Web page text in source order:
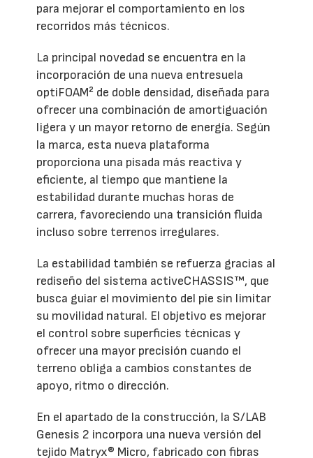
para mejorar el comportamiento en los
recorridos más técnicos.
La principal novedad se encuentra en la
incorporación de una nueva entresuela
optiFOAM² de doble densidad, diseñada para
ofrecer una combinación de amortiguación
ligera y un mayor retorno de energía. Según
la marca, esta nueva plataforma
proporciona una pisada más reactiva y
eficiente, al tiempo que mantiene la
estabilidad durante muchas horas de
carrera, favoreciendo una transición fluida
incluso sobre terrenos irregulares.
La estabilidad también se refuerza gracias al
rediseño del sistema activeCHASSIS™, que
busca guiar el movimiento del pie sin limitar
su movilidad natural. El objetivo es mejorar
el control sobre superficies técnicas y
ofrecer una mayor precisión cuando el
terreno obliga a cambios constantes de
apoyo, ritmo o dirección.
En el apartado de la construcción, la S/LAB
Genesis 2 incorpora una nueva versión del
tejido Matryx® Micro, fabricado con fibras